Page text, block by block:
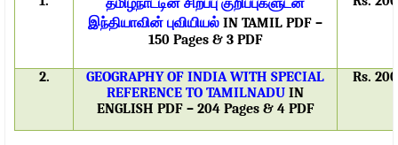
இந்தியாவின்புவியியல் IN TAMIL PDF –
150 Pages & 3 PDF
2.
GEOGRAPHY OF INDIA WITH SPECIAL
REFERENCE TO TAMILNADU IN
ENGLISH PDF – 204 Pages & 4 PDF
Rs. 200